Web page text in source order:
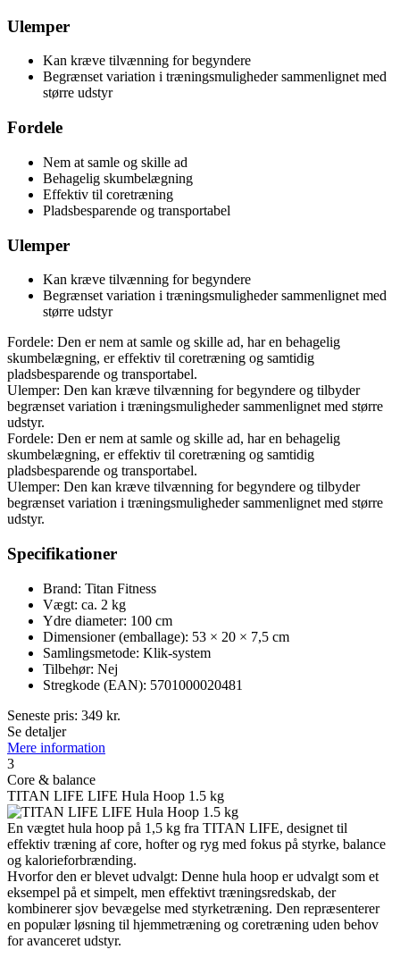
Ulemper
Kan kræve tilvænning for begyndere
Begrænset variation i træningsmuligheder sammenlignet med
større udstyr
Fordele
Nem at samle og skille ad
Behagelig skumbelægning
Effektiv til coretræning
Pladsbesparende og transportabel
Ulemper
Kan kræve tilvænning for begyndere
Begrænset variation i træningsmuligheder sammenlignet med
større udstyr
Fordele: Den er nem at samle og skille ad, har en behagelig
skumbelægning, er effektiv til coretræning og samtidig
pladsbesparende og transportabel.
Ulemper: Den kan kræve tilvænning for begyndere og tilbyder
begrænset variation i træningsmuligheder sammenlignet med større
udstyr.
Fordele: Den er nem at samle og skille ad, har en behagelig
skumbelægning, er effektiv til coretræning og samtidig
pladsbesparende og transportabel.
Ulemper: Den kan kræve tilvænning for begyndere og tilbyder
begrænset variation i træningsmuligheder sammenlignet med større
udstyr.
Specifikationer
Brand: Titan Fitness
Vægt: ca. 2 kg
Ydre diameter: 100 cm
Dimensioner (emballage): 53 × 20 × 7,5 cm
Samlingsmetode: Klik-system
Tilbehør: Nej
Stregkode (EAN): 5701000020481
Seneste pris: 349 kr.
Se detaljer
Mere information
3
Core & balance
TITAN LIFE LIFE Hula Hoop 1.5 kg
En vægtet hula hoop på 1,5 kg fra TITAN LIFE, designet til
effektiv træning af core, hofter og ryg med fokus på styrke, balance
og kalorieforbrænding.
Hvorfor den er blevet udvalgt: Denne hula hoop er udvalgt som et
eksempel på et simpelt, men effektivt træningsredskab, der
kombinerer sjov bevægelse med styrketræning. Den repræsenterer
en populær løsning til hjemmetræning og coretræning uden behov
for avanceret udstyr.